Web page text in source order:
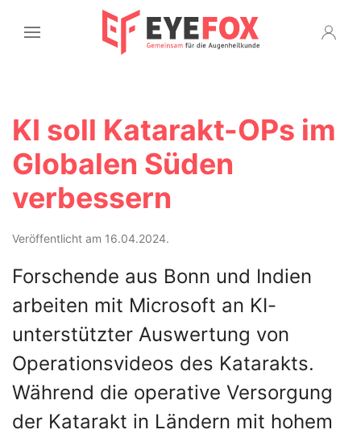
KI soll Katarakt-OPs im
Globalen Süden
verbessern
Veröffentlicht am 16.04.2024.
Forschende aus Bonn und Indien
arbeiten mit Microsoft an KI-
unterstützter Auswertung von
Operationsvideos des Katarakts.
Während die operative Versorgung
der Katarakt in Ländern mit hohem